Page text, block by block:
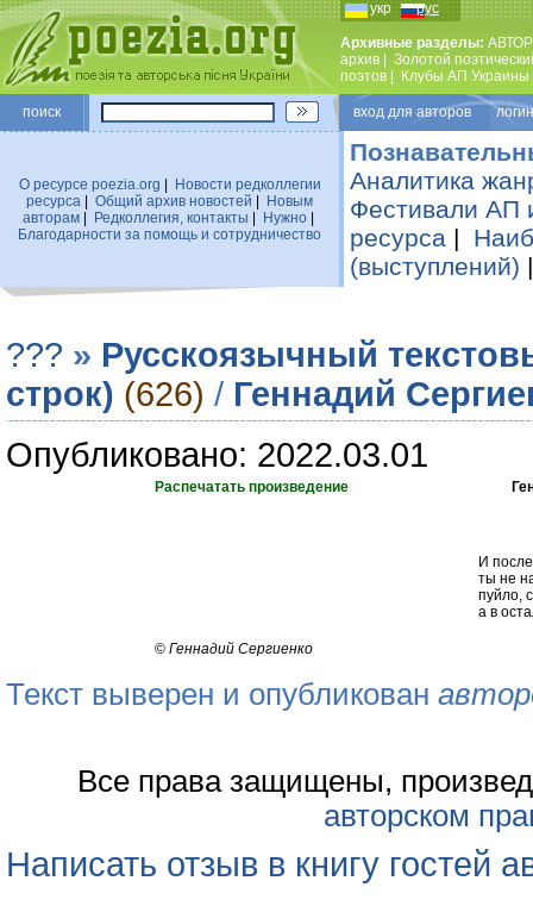
укр рус
Архивные разделы:
архив
Золотой
поэтов
Клубы АП Украины
поиск вход для авторов
О ресурсе poezia.org
Новости редколлегии
ресурса
Общий архив новостей
Новым
авторам| Редколлегия, контакты Нужно|
Благодарности за помощь и сотрудничество
Аналитика
Фестивали АП
ресурса |
(выступлений)
??? » Русскоязычный
строк) (626) / Геннадий
Опубликовано: 2022.03.01
Распечатать произведение
И
ты не
пуйло,
а в
© Геннадий Сергиенко
Текст выверен и опубликован
Все права защищены,
авторском
Написать отзыв в книгу гостей